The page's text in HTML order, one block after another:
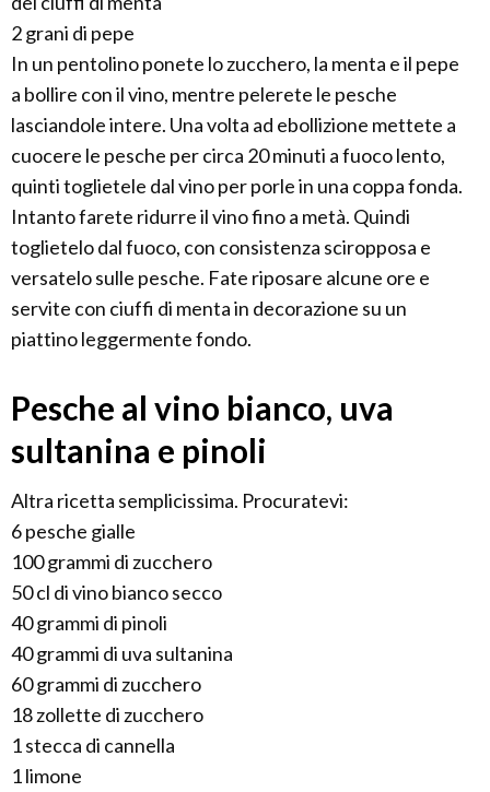
2 grani di pepe
In un pentolino ponete lo zucchero, la menta e il pepe
a bollire con il vino, mentre pelerete le pesche
lasciandole intere. Una volta ad ebollizione mettete a
cuocere le pesche per circa 20 minuti a fuoco lento,
quinti toglietele dal vino per porle in una coppa fonda.
Intanto farete ridurre il vino fino a metà. Quindi
toglietelo dal fuoco, con consistenza sciropposa e
versatelo sulle pesche. Fate riposare alcune ore e
servite con ciuffi di menta in decorazione su un
piattino leggermente fondo.
Pesche al vino bianco, uva
sultanina e pinoli
Altra ricetta semplicissima. Procuratevi:
6 pesche gialle
100 grammi di zucchero
50 cl di vino bianco secco
40 grammi di pinoli
40 grammi di uva sultanina
60 grammi di zucchero
18 zollette di zucchero
1 stecca di cannella
1 limone